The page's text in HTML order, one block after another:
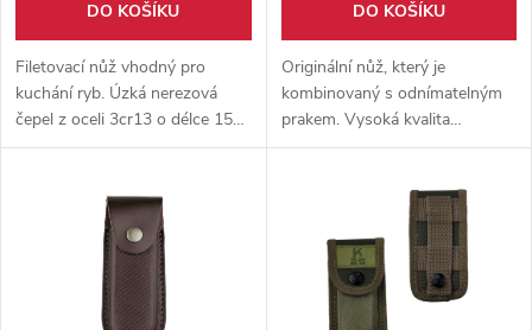
DO KOŠÍKU
Filetovací nůž vhodný pro
kuchání ryb. Úzká nerezová
čepel z oceli 3cr13 o délce 15
cm. Protiskluzová rukojeť z
plastové pouzdro na opasek.
DO KOŠÍKU
Originální nůž, který je
kombinovaný s odnímatelným
prakem. Vysoká kvalita
provedení. 8,5 cm čepel z
opasek. Součástí je i pouzdro